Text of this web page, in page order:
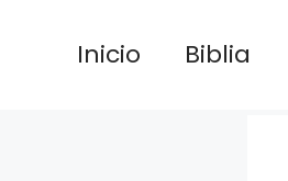
Inicio Biblia